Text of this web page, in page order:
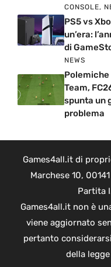
CONSOLE,
PS5 vs
un’era:
di
NEWS
Team,
spunta un
problema
Games4all.it di
Marchese 10,
Partita
Games4all.it non è
viene aggiornato
pertanto
della